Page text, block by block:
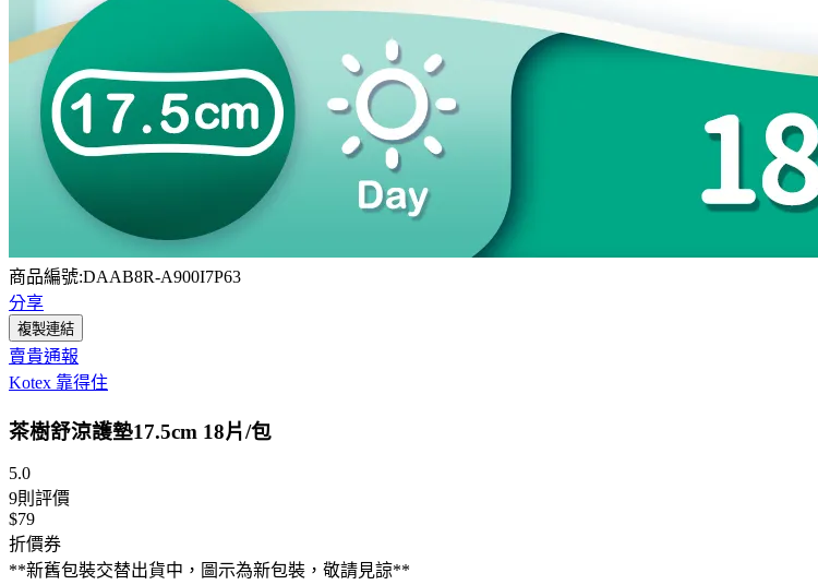
商品編號:DAAB8R-A900I7P63
分享
複製連結
賣貴通報
Kotex 靠得住
茶樹舒涼護墊17.5cm 18片/包
5.0
9則評價
$79
折價券
**新舊包裝交替出貨中，圖示為新包裝，敬請見諒**